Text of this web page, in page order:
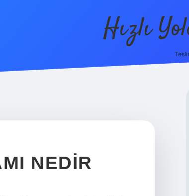
Hızlı
NEDIR